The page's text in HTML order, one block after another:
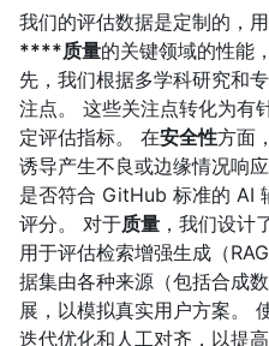
我们的评估数据是定制的，
****质量的关键领域的性能
先，我们根据多学科研究和
注点。 这些关注点转化为有
定评估指标。 在安全性方面
诱导产生不良或边缘情况响
是否符合 GitHub 标准的 AI
评分。 对于质量 ，我们设计
用于评估检索增强生成（
据集由各种来源（包括合成
展，以模拟真实用户方案。
迭代优化和人工对齐，以提